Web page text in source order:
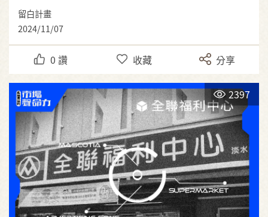
留白計畫
2024/11/07
0 讚 收藏 分享
2397